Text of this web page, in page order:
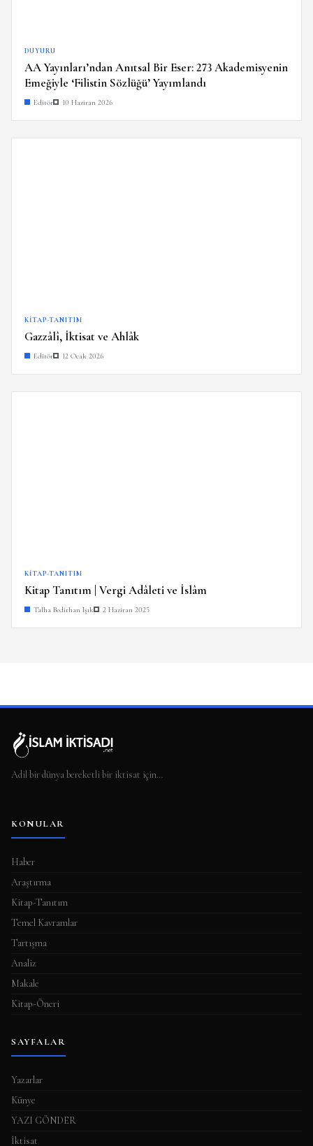
DUYURU
AA Yayınları’ndan Anıtsal Bir Eser: 273 Akademisyenin
Emeğiyle ‘Filistin Sözlüğü’ Yayımlandı
Editör 10 Haziran 2026
KITAP-TANITIM
Gazzâlî, İktisat ve Ahlâk
Editör 12 Ocak 2026
KITAP-TANITIM
Kitap Tanıtım | Vergi Adâleti ve İslâm
Talha Bedirhan Işık 2 Haziran 2025
Adil bir dünya bereketli bir iktisat için…
KONULAR
Haber
Araştırma
Kitap-Tanıtım
Temel Kavramlar
Tartışma
Analiz
Makale
Kitap-Öneri
SAYFALAR
Yazarlar
Künye
YAZI GÖNDER
İktisat